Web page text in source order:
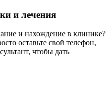
и лечения
и нахождение в клинике?
оставьте свой телефон,
чтобы дать